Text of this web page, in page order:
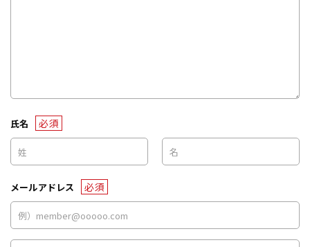
氏名 必須
メールアドレス 必須